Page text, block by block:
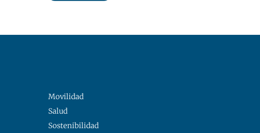
Movilidad
Salud
Sostenibilidad